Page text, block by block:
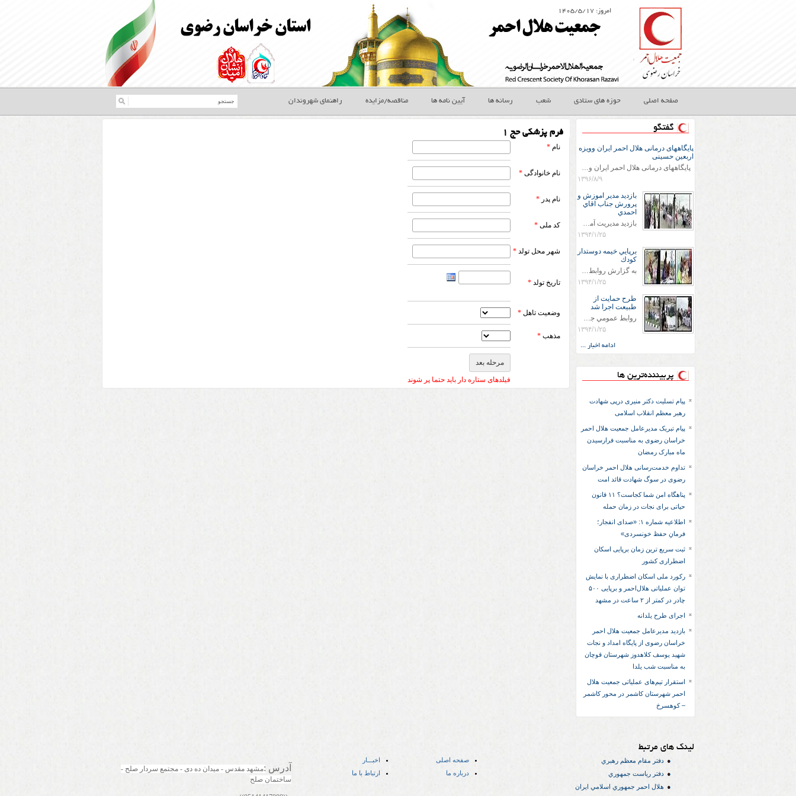
امروز: ۱۴۰۵/۵/۱۷
صفحه اصلی حوزه های ستادی شعب رسانه ها آیین نامه ها مناقصه/مزایده راهنمای شهروندان
گفتگو
پایگاههای درمانی هلال احمر ایران وویزه
اربعین حسینی
پایگاههای درمانی هلال احمر ایران وویزه اربعین حسینی
۱۳۹۶/۸/۹
بازديد مدير اموزش و
پرورش جناب اقاي
احمدي
بازديد مديريت آموزش و پروش جناب اقاي احمدي به همراه اعضاي ستاد اسكان آموزش و پروش شهرستان سرخس در ساعت 11:30 در مورخه 11/1/1394 صورت گرفت و مسئولین با حضور در پست مسافرين نوروزی كه جمعیت هلال احمر شهرستان از نزدیک در جریان روند اجرای طرح های قرار گرفتند .
۱۳۹۴/۱/۲۵
برپايي خيمه دوستدار
كودك
به گزارش روابط عمومي جمعيت هلال احمر شهرستان سرخس علاوه بر اجرای خدمات امدادی، راهنمایی های گردشگری و موقعیت های جغرافیایی و برپایی چادرهای سلامت به منظور سنجش رایگان فشار و قندخون مسافران، ، خيمه هايي.با عنوان دوستدار کودک تجهیزشده که دراین فضا کودکان مراجعه کننده از طریق نقاشی و سایر هنرهای تجسمی با مفاهیم جمعیت هلال احمر و اصول هفتگانه آن آشنا می شوند. به دليل حضور چشم گير كودكان و خانواده ها سعی شده در قالب های متناسب با سنین کودکان مراجعه کنند
۱۳۹۴/۱/۲۵
طرح حمايت از
طبيعت اجرا شد
روابط عمومي جمعيت هلال احمر سرخس جمعيت هلال احمر سرخس در روز طبيعت جوانان جمعيت هلال احمر سرخس در راستاي حفاظت و حمايت از محيط زيست با انگيزه داشتن طبيعت زيبا و بدون زباله و جهت فرهنگ سازي طرح حمايت از طبيعت را اجرا نمودند. اين طرح با رويكرد حمايتي و اموزشي در خصوص اشتي باطبيعت اجرا شد و در اين طرح 700 عدد كيسه زباله وبروشور در خروجي هاي شهر بين همشهريان و مسافرين نوروزي توزيع گرديد و در راه بازگشت كيسه هاي زباله توسط همشهريان به مامورين محترم شهرداري مستقر در ورودي شهر
۱۳۹۴/۱/۲۵
ادامه اخبار ...
پربیننده‌ترین ها
پیام تسلیت دکتر منیری درپی شهادت
رهبر معظم انقلاب اسلامی
پیام تبریک مدیرعامل جمعیت هلال احمر
خراسان رضوی به مناسبت فرارسیدن
ماه مبارک رمضان
تداوم خدمت‌رسانی هلال احمر خراسان
رضوی در سوگ شهادت قائد امت
پناهگاه امن شما کجاست؟ ۱۱ قانون
حیاتی برای نجات در زمان حمله
اطلاعیه شماره ۱: «صدای انفجار؛
فرمانِ حفظ خونسردی»
ثبت سریع‌ ترین زمان برپایی اسکان
اضطراری کشور
رکورد ملی اسکان اضطراری با نمایش
توان عملیاتی هلال‌احمر و برپایی ۵۰۰
چادر در کمتر از ۲ ساعت در مشهد
اجرای طرح یلدانه
بازدید مدیرعامل جمعیت هلال احمر
خراسان رضوی از پایگاه امداد و نجات
شهید یوسف کلاهدوز شهرستان قوچان
به مناسبت شب یلدا
استقرار تیم‌های عملیاتی جمعیت هلال
احمر شهرستان کاشمر در محور کاشمر
– کوهسرخ
فرم پزشکی حج 1
نام *
نام خانوادگی *
نام پدر *
کد ملی *
شهر محل تولد *
تاریخ تولد *
وضعیت تاهل *
مذهب *
فیلدهای ستاره دار باید حتما پر شوند
لینک های مرتبط
دفتر مقام معظم رهبري
دفتر رياست جمهوري
هلال احمر جمهوري اسلامي ايران
صفحه اصلی
اخبـــار
درباره ما
ارتباط با ما آدرس :
ساختمان صلح